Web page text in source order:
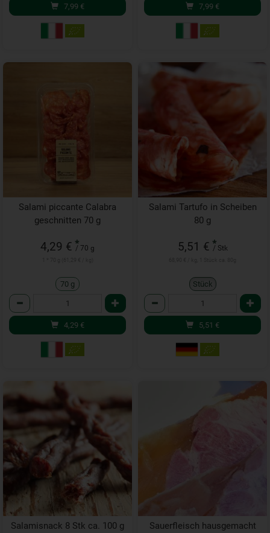
7,99 € 7,99 €
Salami piccante Calabra
geschnitten 70 g
4,29 € *
/ 70 g
70 g
Anzahl
4,29 €
Salami Tartufo in Scheiben
80 g
5,51 € *
/ Stk
Stück
Anzahl
5,51 €
Salamisnack 8 Stk ca. 100 g
Sauerfleisch hausgemacht